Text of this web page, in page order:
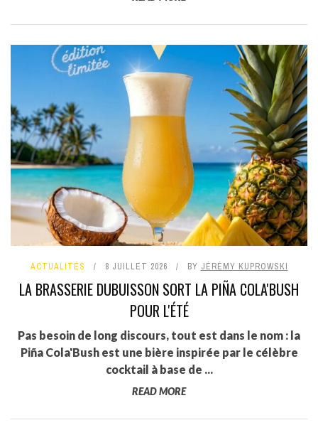
ACTUALITÉS 8 JUILLET 2026 BY JÉRÉMY KUPROWSKI
LA BRASSERIE DUBUISSON SORT LA PIÑA COLA'BUSH
POUR L'ÉTÉ
Pas besoin de long discours, tout est dans le nom : la
Piña Cola'Bush est une bière inspirée par le célèbre
cocktail à base de ...
READ MORE